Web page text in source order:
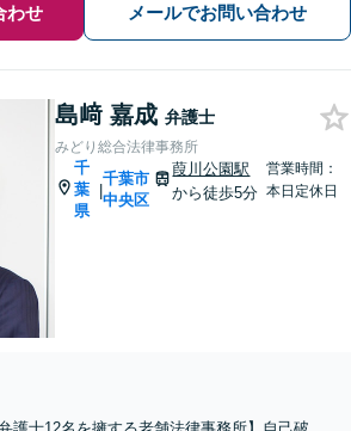
わせ メールでお問い合わせ
島﨑 嘉成 弁護士
みどり総合法律事務所
千
葉
県
|
千葉市
中央区
葭川公園駅
から徒歩5分
営業時間：
本日定休日